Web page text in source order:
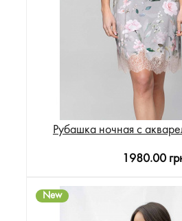
Рубашка ночная с
1980.00
New